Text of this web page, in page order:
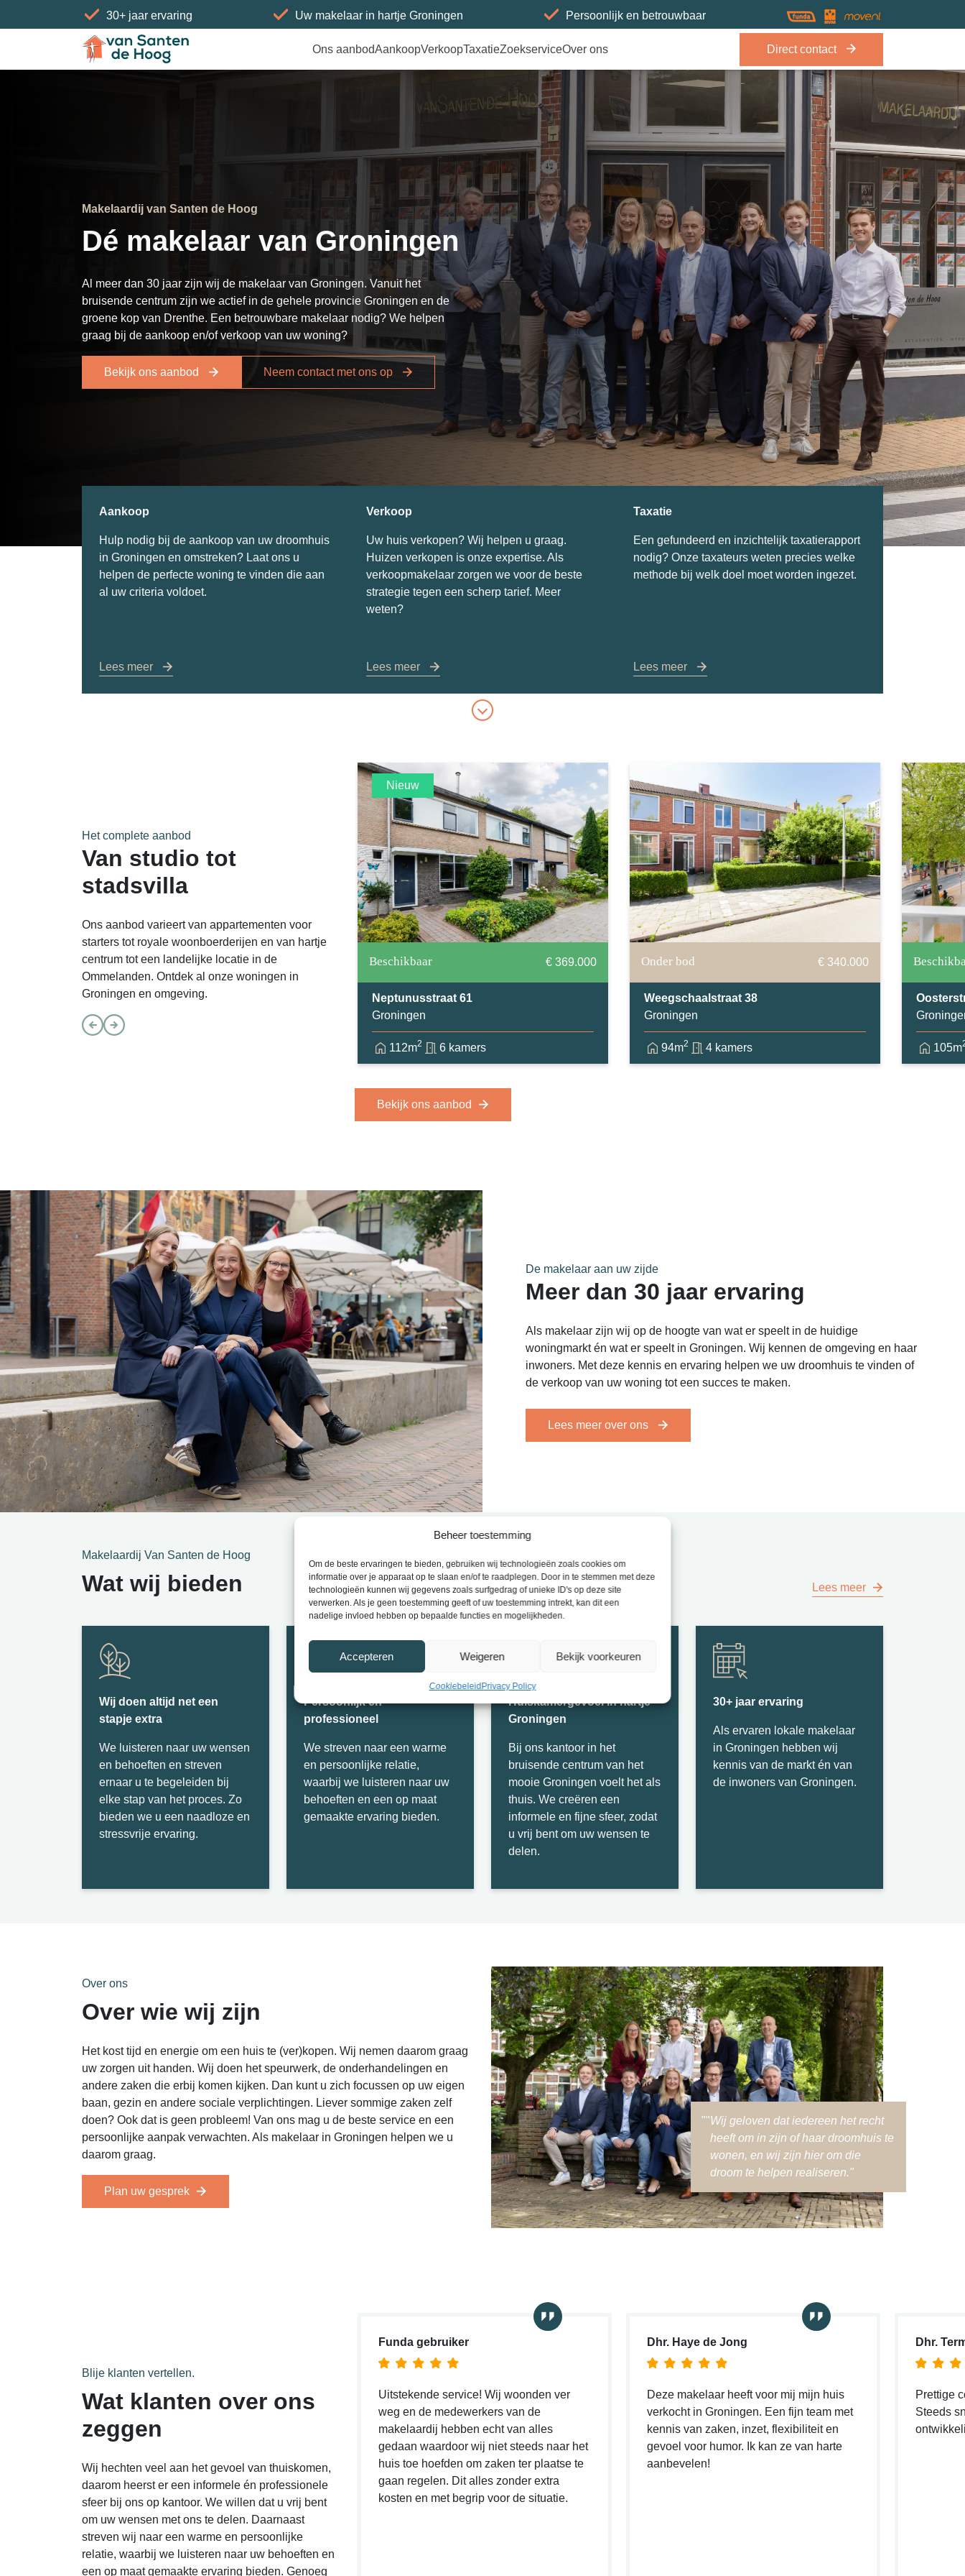
Beheer toestemming
Om de beste ervaringen te bieden, gebruiken wij technologieën zoals cookies om
informatie over je apparaat op te slaan en/of te raadplegen. Door in te stemmen met deze
technologieën kunnen wij gegevens zoals surfgedrag of unieke ID's op deze site
verwerken. Als je geen toestemming geeft of uw toestemming intrekt, kan dit een
nadelige invloed hebben op bepaalde functies en mogelijkheden.
Accepteren Weigeren Bekijk voorkeuren
Cookiebeleid Privacy Policy
30+ jaar ervaring Uw makelaar in hartje Groningen Persoonlijk en betrouwbaar
Ons aanbodAankoopVerkoopTaxatieZoekserviceOver ons Direct contact
Makelaardij van Santen de Hoog
Dé makelaar van Groningen
Al meer dan 30 jaar zijn wij de makelaar van Groningen. Vanuit het
bruisende centrum zijn we actief in de gehele provincie Groningen en de
groene kop van Drenthe. Een betrouwbare makelaar nodig? We helpen
graag bij de aankoop en/of verkoop van uw woning?
Bekijk ons aanbod Neem contact met ons op
Aankoop
Hulp nodig bij de aankoop van uw droomhuis
in Groningen en omstreken? Laatons u
helpen de perfecte woning te vinden die aan
al uw criteria voldoet.
Lees meer
Verkoop
Uw huis verkopen? Wij helpen u graag.
Huizen verkopen is onze expertise. Als
verkoopmakelaar zorgen we voor de beste
strategie tegen een scherp tarief. Meer
weten?
Lees meer
Taxatie
Een gefundeerd en inzichtelijk taxatierapport
nodig? Onze taxateurs weten precies welke
methode bij welk doel moet worden ingezet.
Lees meer
Het complete aanbod
Van studio tot
stadsvilla
Ons aanbod varieert van appartementen voor
starters tot royale woonboerderijen en van hartje
centrum tot een landelijke locatie in de
Ommelanden. Ontdek al onze woningen in
Groningen en omgeving.
Nieuw
Beschikbaar € 369.000
Neptunusstraat 61
Groningen
112m2 6 kamers
Onder bod € 340.000
Weegschaalstraat 38
Groningen
94m2 4 kamers 105m
Bekijk ons aanbod
De makelaar aan uw zijde
Meer dan 30 jaar ervaring
Als makelaar zijn wij op de hoogte van wat er speelt in de huidige
woningmarkt én wat er speelt in Groningen. Wij kennen de omgeving en haar
inwoners. Met deze kennis en ervaring helpen we uw droomhuis te vinden of
de verkoop van uw woning tot een succes te maken.
Lees meer over ons
Makelaardij Van Santen de Hoog
Wat wij bieden Lees meer
Wij doen altijd net een
stapje extra
We luisteren naar uw wensen
en behoeften en streven
ernaar u te begeleiden bij
elke stap van het proces. Zo
bieden we u een naadloze en
stressvrije ervaring.
Persoonlijk en
professioneel
We streven naar een warme
en persoonlijke relatie,
waarbij we luisteren naar uw
behoeften en een op maat
gemaakte ervaring bieden.
Huiskamergevoel in hartje
Groningen
Bij ons kantoor in het
bruisende centrum van het
mooie Groningen voelt het als
thuis. We creëren een
informele en fijne sfeer, zodat
u vrij bent om uw wensen te
delen.
30+ jaar ervaring
Als ervaren lokale makelaar
in Groningen hebben wij
kennis van de markt én van
de inwoners van Groningen.
Over ons
Over wie wij zijn
Het kost tijd en energie om een huis te (ver)kopen. Wij nemen daarom graag
uw zorgen uit handen. Wij doen het speurwerk, de onderhandelingen en
andere zaken die erbij komen kijken. Dan kunt u zich focussen op uw eigen
baan, gezin en andere sociale verplichtingen. Liever sommige zaken zelf
doen? Ook dat is geen probleem! Van ons mag u de beste service en een
persoonlijke aanpak verwachten. Als makelaar in Groningen helpen we u
daarom graag.
Plan uw gesprek
Wij geloven dat iedereen het recht
heeft om in zijn of haar droomhuis te
wonen, en wij zijn hier om die
droom te helpen realiseren."
Blije klanten vertellen.
Wat klanten over ons
zeggen
Wij hechten veel aan het gevoel van thuiskomen,
daarom heerst er een informele én professionele
sfeer bij ons op kantoor. We willen dat u vrij bent
om uw wensen met ons te delen. Daarnaast
streven wij naar een warme en persoonlijke
relatie, waarbij we luisteren naar uw behoeften en
een op maat gemaakte ervaring bieden. Genoeg
Funda gebruiker
Uitstekende service! Wij woonden ver
weg en de medewerkers van de
makelaardij hebben echt van alles
gedaan waardoor wij niet steeds naar het
huis toe hoefden om zaken ter plaatse te
gaan regelen. Dit alles zonder extra
kosten en met begrip voor de situatie.
Dhr. Haye de Jong
Deze makelaar heeft voor mij mijn huis
verkocht in Groningen. Een fijn team met
kennis van zaken, inzet, flexibiliteit en
gevoel voor humor. Ik kan ze van harte
aanbevelen!
Dhr.
Prettige
Steeds